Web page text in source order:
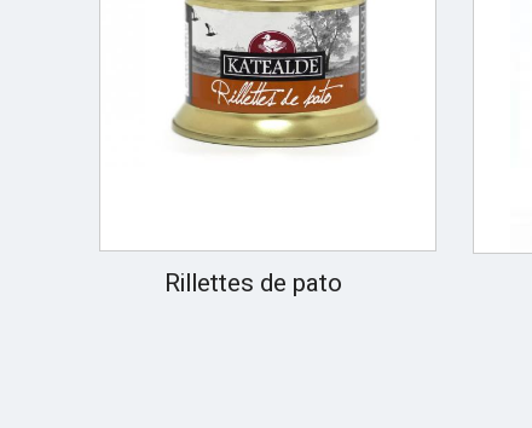
Rillettes de pato